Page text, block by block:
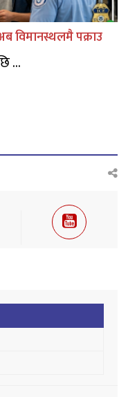
विमानस्थलमै पक्राउ
...